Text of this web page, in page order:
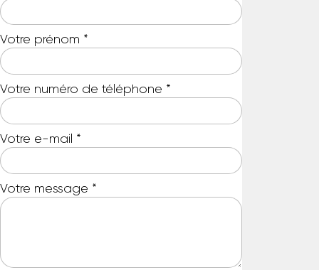
Votre prénom *
Votre numéro de téléphone *
Votre e-mail *
Votre message *